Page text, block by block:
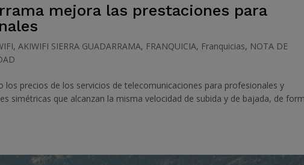
mejora las prestaciones para
,AKIWIFI SIERRA GUADARRAMA, FRANQUICIA, Franquicias, NOTA DE
los precios de los servicios de telecomunicaciones para profesionales y
simétricas que alcanzan la misma velocidad de subida y de bajada, de